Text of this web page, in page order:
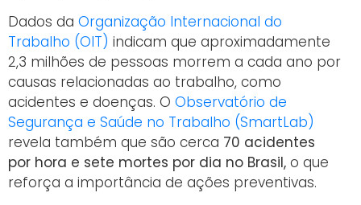
Dados da Organização Internacional do
Trabalho (OIT) indicam que aproximadamente
2,3 milhões de pessoas morrem a cada ano por
causas relacionadas ao trabalho, como
acidentes e doenças. O Observatório de
Segurança e Saúde no Trabalho (SmartLab)
revela também que são cerca 70 acidentes
por hora e sete mortes por dia no Brasil, o que
reforça a importância de ações preventivas.